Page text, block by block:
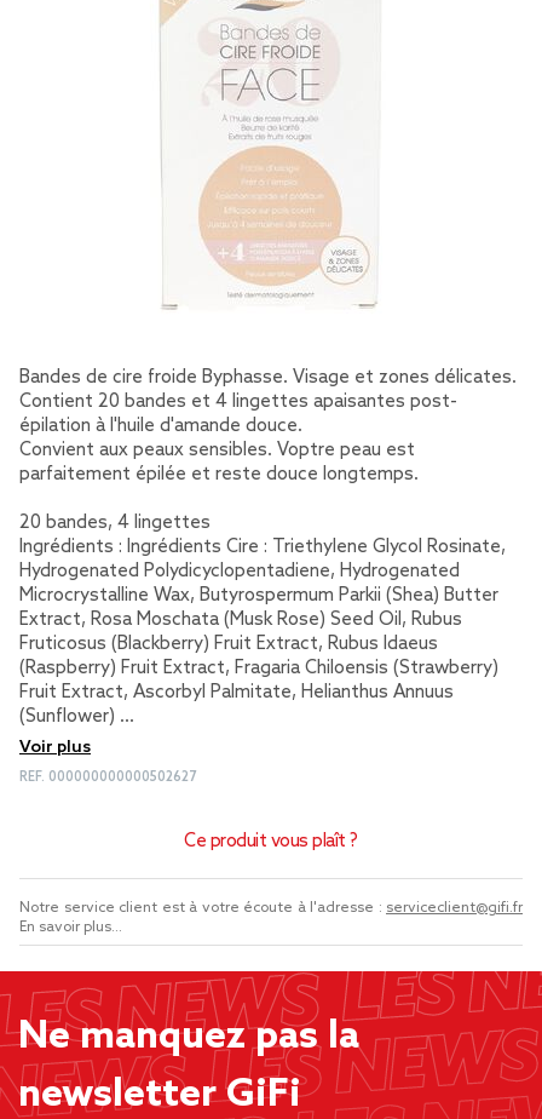
Bandes de cire froide Byphasse. Visage et zones délicates.
Contient 20 bandes et 4 lingettes apaisantes post-
épilation à l'huile d'amande douce.
Convient aux peaux sensibles. Voptre peau est
parfaitement épilée et reste douce longtemps.
20 bandes, 4 lingettes
Ingrédients : Ingrédients Cire : Triethylene Glycol Rosinate,
Hydrogenated Polydicyclopentadiene, Hydrogenated
Microcrystalline Wax, Butyrospermum Parkii (Shea) Butter
Extract, Rosa Moschata (Musk Rose) Seed Oil, Rubus
Fruticosus (Blackberry) Fruit Extract, Rubus Idaeus
(Raspberry) Fruit Extract, Fragaria Chiloensis (Strawberry)
Fruit Extract, Ascorbyl Palmitate, Helianthus Annuus
(Sunflower) …
Voir plus
REF. 000000000000502627
Ce produit vous plaît ?
Notre service client est à votre écoute à l'adresse : serviceclient@gifi.fr
En savoir plus...
Ne manquez pas la
newsletter GiFi